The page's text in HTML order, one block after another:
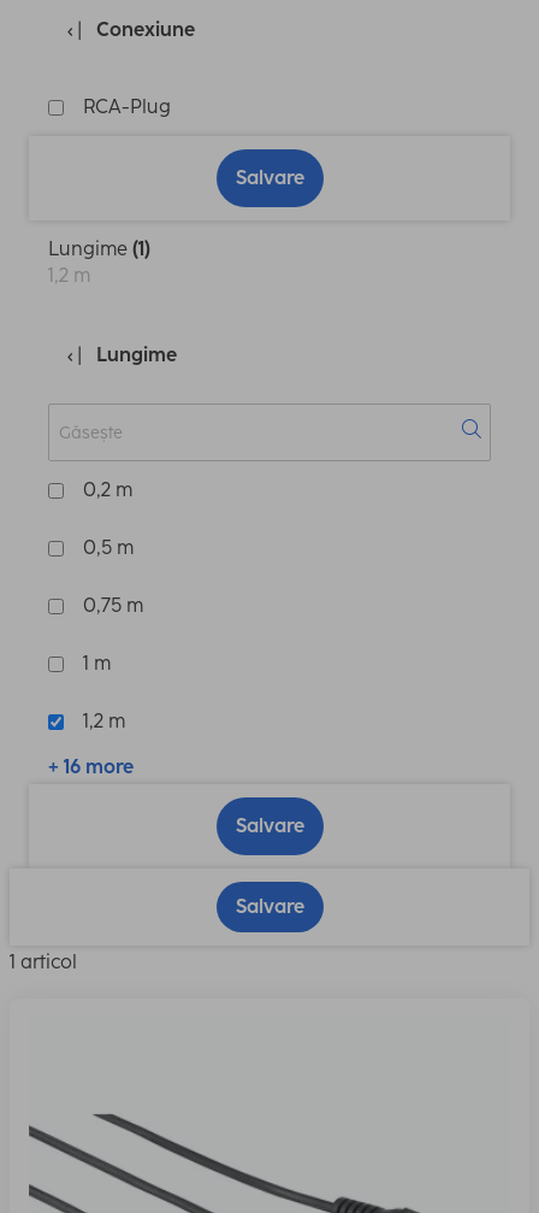
Conexiune
RCA-Plug
Salvare
Lungime (1)
1,2 m
Lungime
0,2 m
0,5 m
0,75 m
1 m
1,2 m
+ 16 more
Salvare
Salvare
1 articol